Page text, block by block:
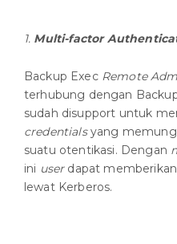
1. Multi-factor
Backup Exec Remote
terhubung dengan
sudah disupport untuk
credentialsyang
suatu otentikasi. Dengan
ini user dapat
lewat Kerberos.